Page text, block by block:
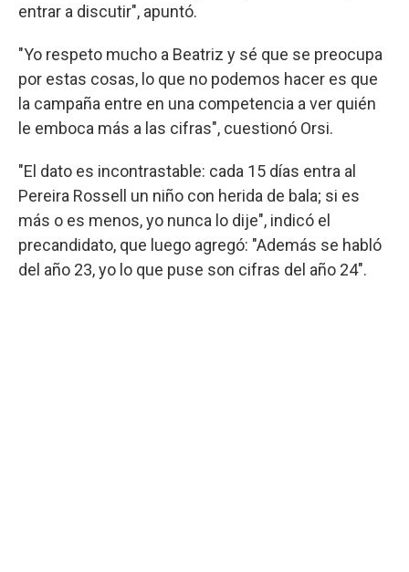
entrar a discutir", apuntó.
"Yo respeto mucho a Beatriz y sé que se preocupa
por estas cosas, lo que no podemos hacer es que
la campaña entre en una competencia a ver quién
le emboca más a las cifras", cuestionó Orsi.
"El dato es incontrastable: cada 15 días entra al
Pereira Rossell un niño con herida de bala; si es
más o es menos, yo nunca lo dije", indicó el
precandidato, que luego agregó: "Además se habló
del año 23, yo lo que puse son cifras del año 24".